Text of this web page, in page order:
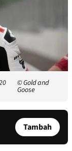
© Gold and
Goose
Tambah